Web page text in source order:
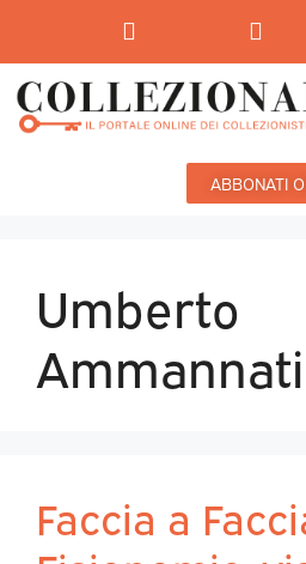
ABBONATI
Umberto
Ammannati
Faccia a